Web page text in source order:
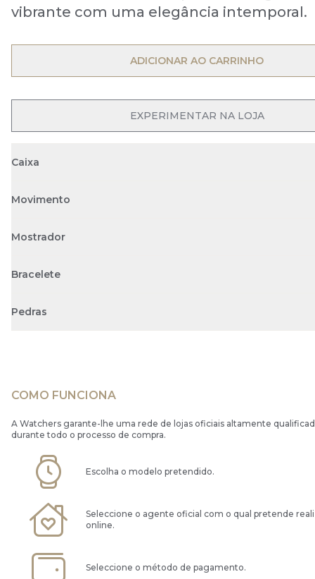
vibrante com uma elegância intemporal.
OPEN MENU
ADICIONAR AO CARRINHO
OPEN MENU
EXPERIMENTAR NA LOJA
Caixa
Movimento
Mostrador
Bracelete
Pedras
COMO FUNCIONA
A Watchers garante-lhe uma rede de lojas oficiais altamente
durante todo o processo de compra.
Escolha o modelo pretendido.
Seleccione o agente oficial com o qual pretende
online.
Seleccione o método de pagamento.